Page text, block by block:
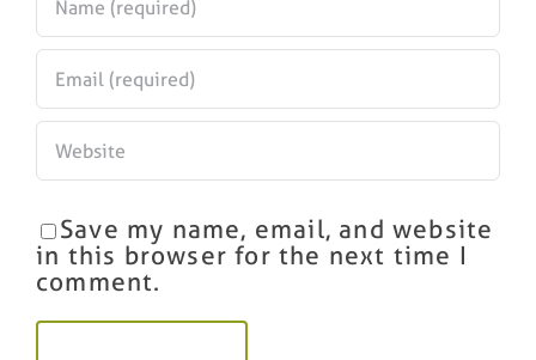
Save my name, email, and website
in this browser for the next time I
comment.